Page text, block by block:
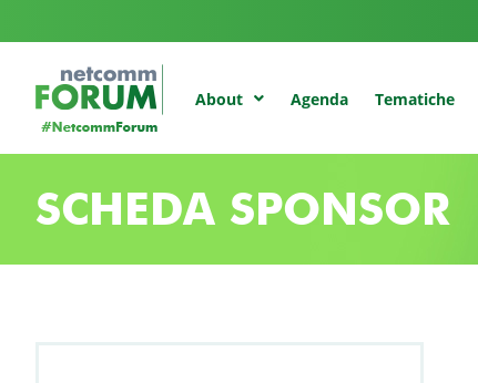
About Agenda Tematiche
SCHEDA SPONSOR